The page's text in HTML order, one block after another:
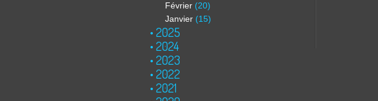
Février (20)
Janvier (15)
2025
2024
2023
2022
2021